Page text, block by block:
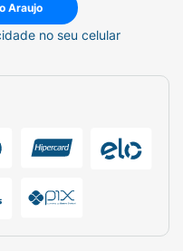
Araujo
no seu celular